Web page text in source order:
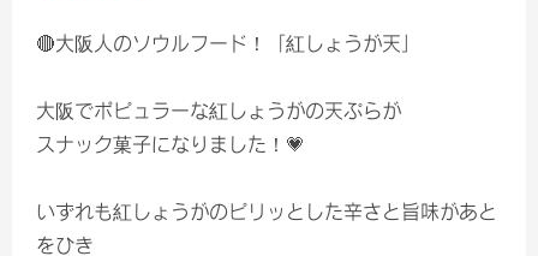
🔴大阪人のソウルフード！「紅しょうが天」
大阪でポピュラーな紅しょうがの天ぷらが
スナック菓子になりました！💗
いずれも紅しょうがのピリッとした辛さと旨味があと
をひき